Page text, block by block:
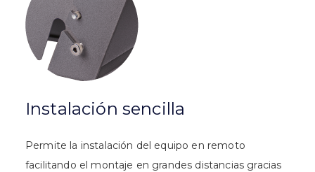
Instalación sencilla
Permite la instalación del equipo en remoto
facilitando el montaje en grandes distancias gracias